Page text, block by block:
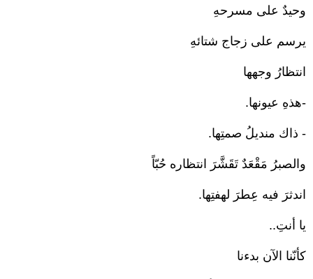
وحيدٌ على مسرحهِ
يرسم على زجاج شتائهِ
انتظارُ وجهها
‏-هذهِ عيونها.‏‎
‏- ذاك منديلُ صمتِها.‏‎
والصبرُ مَقْعَدٌ تَقَشَّرَ انتظاره حُبّاً
اندثرَ فيه عِطرَ لهفتِها.‏
يا أنتِ..‏
كأنّنا الآن بدءنا